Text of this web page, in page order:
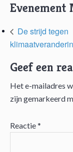
Evenement
De strijd tegen
Lees
Geef een
Het e-mailadres
zijn gemarkeerd
Reactie*